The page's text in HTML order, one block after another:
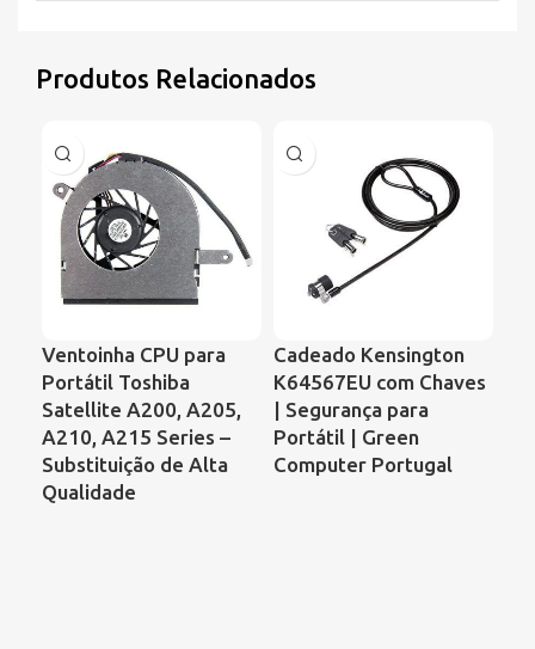
Produtos Relacionados
Ventoinha CPU para
Portátil Toshiba
Satellite A200, A205,
A210, A215 Series –
Substituição de Alta
Qualidade
Cadeado Kensington
K64567EU com Chaves
| Segurança para
Portátil | Green
Computer Portugal